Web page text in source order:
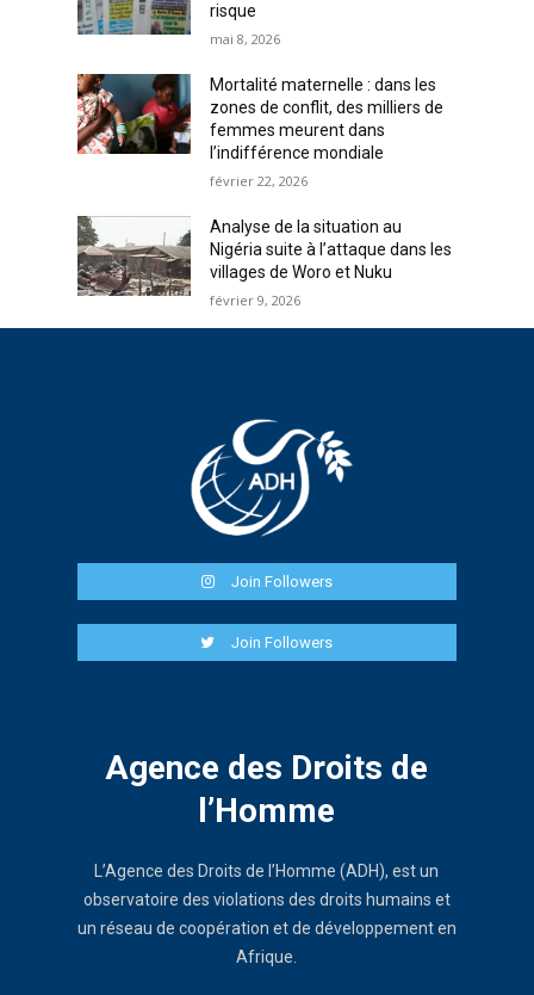
risque
mai 8, 2026
Mortalité maternelle : dans les
zones de conflit, des milliers de
femmes meurent dans
l’indifférence mondiale
février 22, 2026
Analyse de la situation au
Nigéria suite à l’attaque dans les
villages de Woro et Nuku
février 9, 2026
Join Followers
Join Followers
Agence des Droits de
l’Homme
L’Agence des Droits de l’Homme (ADH), est un
observatoire des violations des droits humains et
un réseau de coopération et de développement en
Afrique.